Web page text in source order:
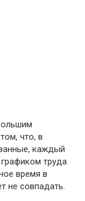
что, в
каждый
труда
время в
не совпадать.